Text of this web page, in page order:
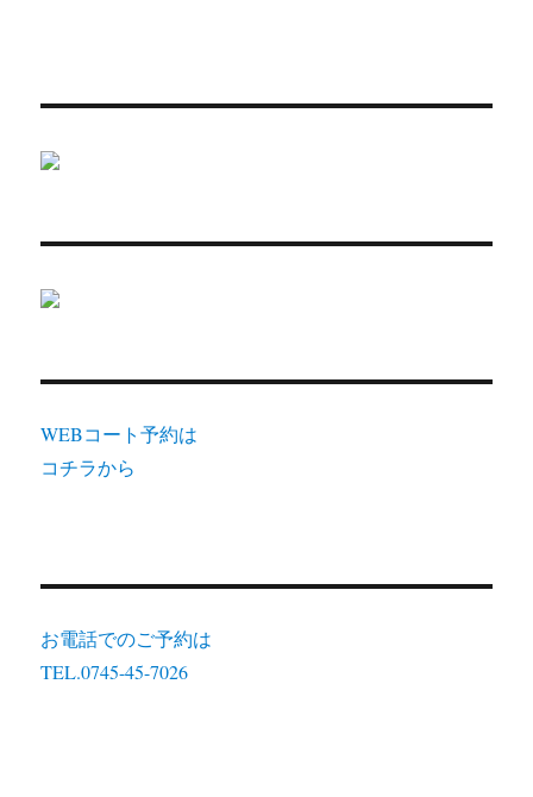
WEBコート予約は
コチラから
お電話でのご予約は
TEL.0745-45-7026